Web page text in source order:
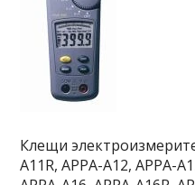
Клещи
A11R, APPA-A12, APPA-